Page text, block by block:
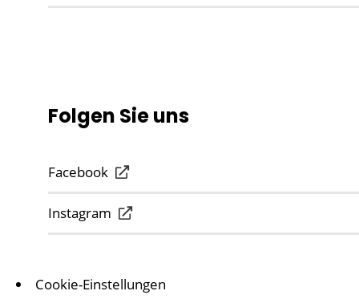
Folgen Sie uns
Facebook
Instagram
Cookie-Einstellungen